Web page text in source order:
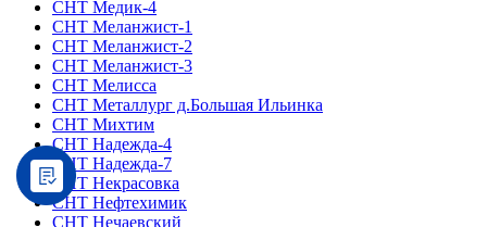
СНТ Медик-4
СНТ Меланжист-1
СНТ Меланжист-2
СНТ Меланжист-3
СНТ Мелисса
СНТ Металлург д.Большая Ильинка
СНТ Михтим
СНТ Надежда-4
СНТ Надежда-7
СНТ Некрасовка
СНТ Нефтехимик
СНТ Нечаевский